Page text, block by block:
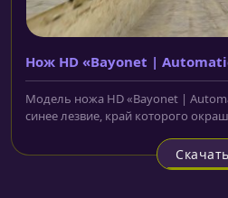
Нож HD «Bayonet |
Модель ножа HD «Bayonet |
синее лезвие, край которого
Скачать